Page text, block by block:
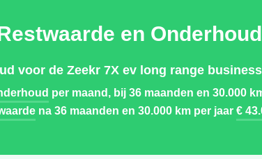
en Onderhoud
voor de Zeekr 7X ev long range
per maand, bij 36 maanden en 30.000
na 36 maanden en 30.000 km per jaar€